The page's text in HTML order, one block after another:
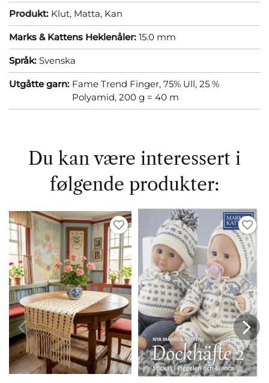
Produkt: Klut, Matta, Kan
Marks & Kattens Heklenåler: 15.0 mm
Språk: Svenska
Utgåtte garn: Fame Trend Finger, 75% Ull, 25 %
Polyamid, 200 g = 40 m
Du kan være interessert i
følgende produkter: